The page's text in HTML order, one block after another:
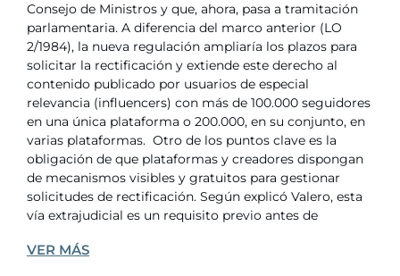
Consejo de Ministros y que, ahora, pasa a tramitación
parlamentaria. A diferencia del marco anterior (LO
2/1984), la nueva regulación ampliaría los plazos para
solicitar la rectificación y extiende este derecho al
contenido publicado por usuarios de especial
relevancia (influencers) con más de 100.000 seguidores
en una única plataforma o 200.000, en su conjunto, en
varias plataformas. Otro de los puntos clave es la
obligación de que plataformas y creadores dispongan
de mecanismos visibles y gratuitos para gestionar
solicitudes de rectificación. Según explicó Valero, esta
vía extrajudicial es un requisito previo antes de
VER MÁS